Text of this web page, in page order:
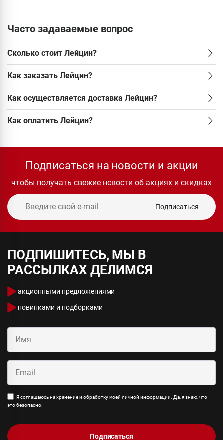
Часто задаваемые вопрос
Сколько стоит Лейцин?
Как заказать Лейцин?
Как осуществляется доставка Лейцин?
Как оплатить Лейцин?
Подписаться на новости и акции
чтобы получать свежие новости об акциях и скидках
Подписаться
ПОДПИШИТЕСЬ, МЫ В
РАССЫЛКАХ ДЕЛИМСЯ
акционными предложениями
новинками и подборками
Я соглашаюсь на хранение и обработку моей личной информации. Да, я знаю, что
это безопасно.
Подписаться